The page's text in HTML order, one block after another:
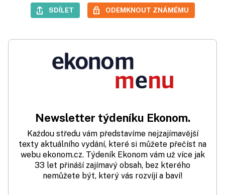
SDÍLET ODEMKNOUT ZNÁMÉMU
Newsletter týdeníku Ekonom.
Každou středu vám představíme nejzajímavější
texty aktuálního vydání, které si můžete přečíst na
webu ekonom.cz. Týdeník Ekonom vám už více jak
33 let přináší zajímavý obsah, bez kterého
nemůžete být, který vás rozvíjí a baví!